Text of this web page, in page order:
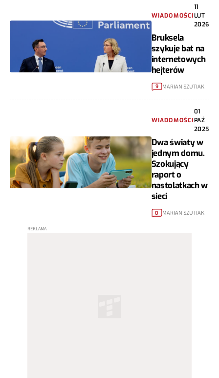
WIADOMOŚCI
11
LUT
2026
Bruksela
szykuje bat na
internetowych
hejterów
9 MARIAN SZUTIAK
WIADOMOŚCI
01
PAŹ
2025
Dwa światy w
jednym domu.
Szokujący
raport o
nastolatkach w
sieci
0 MARIAN SZUTIAK